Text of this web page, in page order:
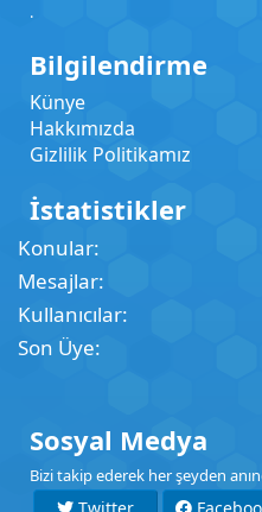
.
Bilgilendirme
Künye
Hakkımızda
Gizlilik Politikamız
İstatistikler
Konular
Mesajlar
Kullanıcılar
Son Üye
Sosyal Medya
Bizi takip ederek her şeyden